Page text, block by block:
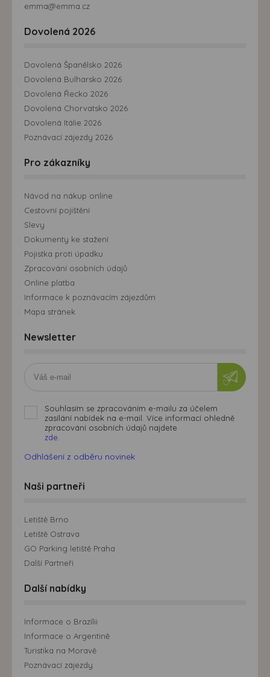
emma@emma.cz
Dovolená 2026
Dovolená Španělsko 2026
Dovolená Bulharsko 2026
Dovolená Řecko 2026
Dovolená Chorvatsko 2026
Dovolená Itálie 2026
Poznávací zájezdy 2026
Pro zákazníky
Návod na nákup online
Cestovní pojištění
Slevy
Dokumenty ke stažení
Pojistka proti úpadku
Zpracování osobních údajů
Online platba
Informace k poznávacím zájezdům
Mapa stránek
Newsletter
Souhlasím se zpracováním e-mailu za účelem
zasílání nabídek na e-mail. Více informací ohledně
zpracování osobních údajů najdete
zde.
Odhlášení z odběru novinek
Naši partneři
Letiště Brno
Letiště Ostrava
GO Parking letiště Praha
Další Partneři
Další nabídky
Informace o Brazílii
Informace o Argentině
Turistika na Moravě
Poznávací zájezdy